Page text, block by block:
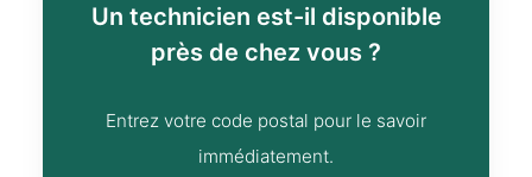
Un technicien est-il disponible
près de chez vous ?
Entrez votre code postal pour le savoir
immédiatement.